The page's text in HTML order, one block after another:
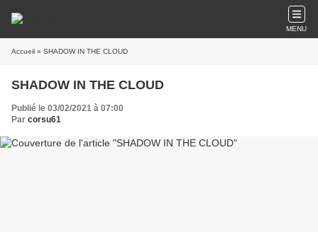
MENU
Accueil » SHADOW IN THE CLOUD
SHADOW IN THE CLOUD
Publié le 03/02/2021 à 07:00
Par corsu61